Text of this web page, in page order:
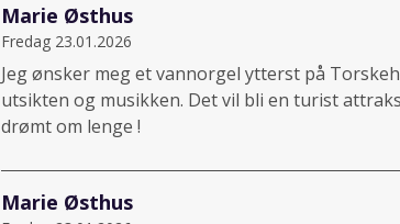
Marie Østhus
Fredag 23.01.2026
Jeg ønsker meg et vannorgel ytterst på
utsikten og musikken. Det vil bli en turist
drømt om lenge !
Marie Østhus